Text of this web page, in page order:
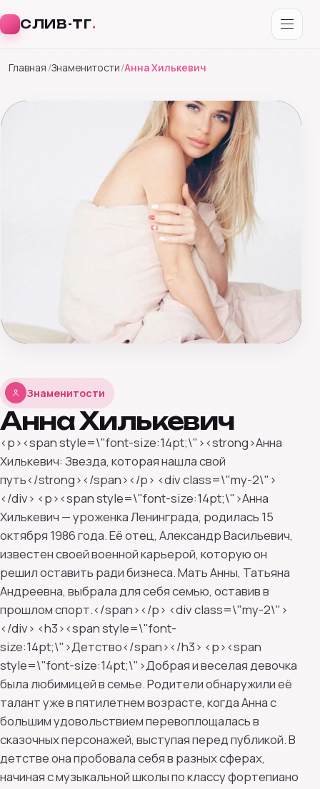
СЛИВ-ТГ.
Главная Знаменитости Анна Хилькевич
Знаменитости
Анна Хилькевич
<p><span style=\"font-size:14pt;\"><strong>Анна
Хилькевич: Звезда, которая нашла свой
путь</strong></span></p> <div class=\"my-2\">
</div> <p><span style=\"font-size:14pt;\">Анна
Хилькевич — уроженка Ленинграда, родилась 15
октября 1986 года. Её отец, Александр Васильевич,
известен своей военной карьерой, которую он
решил оставить ради бизнеса. Мать Анны, Татьяна
Андреевна, выбрала для себя семью, оставив в
прошлом спорт.</span></p> <div class=\"my-2\">
</div> <h3><span style=\"font-
size:14pt;\">Детство</span></h3> <p><span
style=\"font-size:14pt;\">Добрая и веселая девочка
была любимицей в семье. Родители обнаружили её
талант уже в пятилетнем возрасте, когда Анна с
большим удовольствием перевоплощалась в
сказочных персонажей, выступая перед публикой. В
детстве она пробовала себя в разных сферах,
начиная с музыкальной школы по классу фортепиано